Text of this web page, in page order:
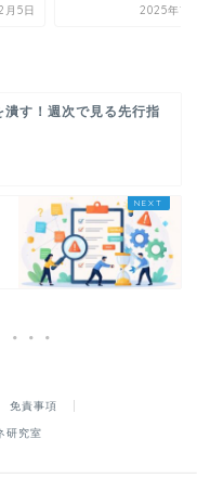
月5日 2025年12
潰す！週次で見る先行指
免責事項
究室